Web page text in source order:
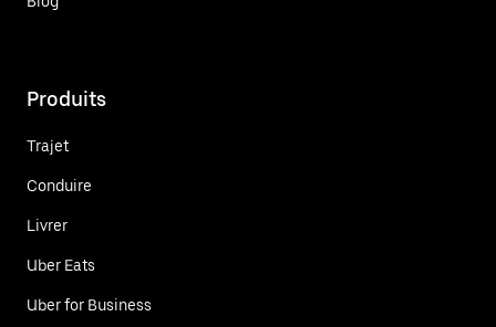
Produits
Trajet
Conduire
Livrer
Uber Eats
Uber for Business